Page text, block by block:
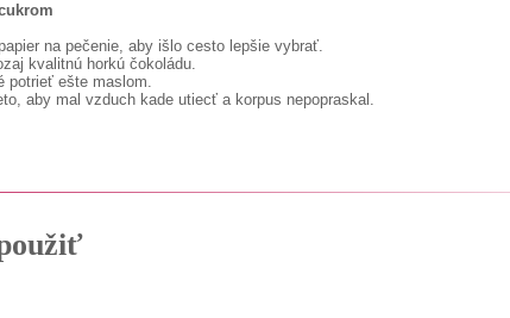
na pečenie, aby išlo cesto lepšie vybrať.
kvalitnú horkú čokoládu.
potrieť ešte maslom.
aby mal vzduch kade utiecť a korpus nepopraskal.